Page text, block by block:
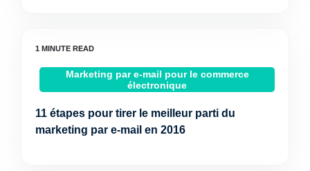
Marketing par e-mail pour le commerce
électronique
11 étapes pour tirer le meilleur parti du
marketing par e-mail en 2016